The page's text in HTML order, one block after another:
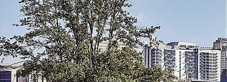
Casa Comercial
Casa em Condomínio
Chácara
Cobertura Duplex
Imóvel Comercial
Casa
Casa em
Ponto
Sala
Salão